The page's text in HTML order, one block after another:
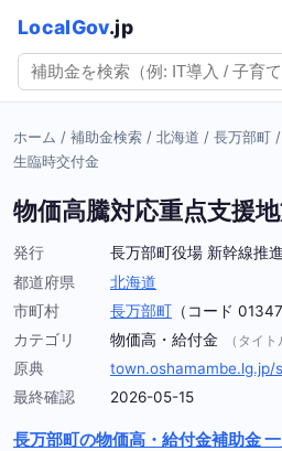
LocalGov.jp
ホーム / 補助金検索 / 北海道 / 長万部町 /
生臨時交付金
物価高騰対応重点支援
発行
長万部町役場 新幹線推
都道府県
北海道
市町村
長万部町 （コード
カテゴリ
物価高・給付金 （タイ
原典
town.oshamambe.lg.jp/
最終確認
2026-05-15
長万部町の物価高・給付金補助金